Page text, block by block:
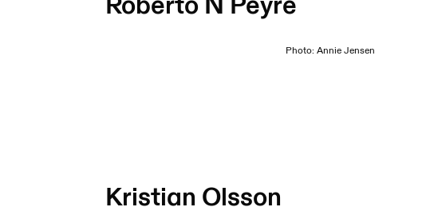
Photo: Annie Jensen
Kristian Olsson